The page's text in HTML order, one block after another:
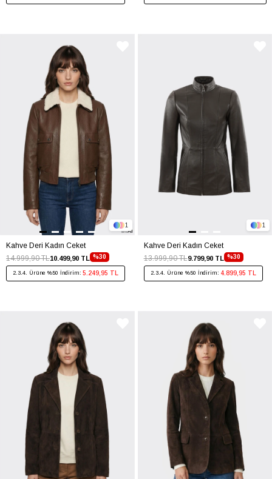
Kahve Deri Kadın Ceket
%30
10.499,90 TL
14.999,90 TL
2.3.4. Ürüne %50 İndirim: 5.249,95 TL
1
Kahve Deri Kadın Ceket
%30
9.799,90 TL
13.999,90 TL
2.3.4. Ürüne %50 İndirim: 4.899,95 TL
1